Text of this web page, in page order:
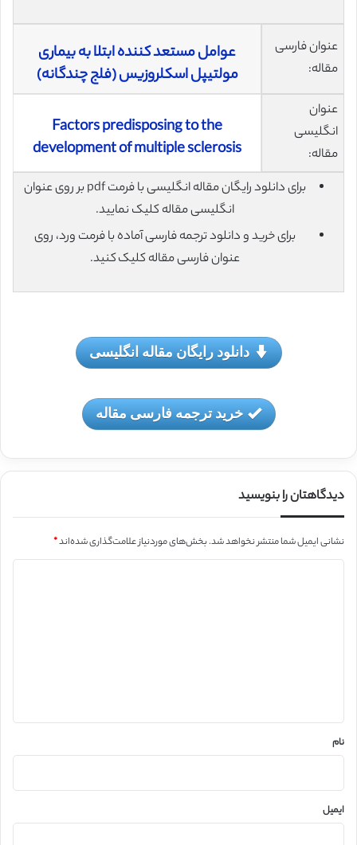
عنوان فارسی
مقاله:
عوامل مستعد کننده ابتلا به بیماری
مولتیپل اسکلروزیس (فلج چندگانه)
عنوان
انگلیسی
مقاله:
Factors predisposing to the
development of multiple sclerosis
برای دانلود رایگان مقاله انگلیسی با فرمت pdf بر روی عنوان
انگلیسی مقاله کلیک نمایید.
برای خرید و دانلود ترجمه فارسی آماده با فرمت ورد، روی
عنوان فارسی مقاله کلیک کنید.
دانلود رایگان مقاله انگلیسی
خرید ترجمه فارسی مقاله
دیدگاهتان را بنویسید
نشانی ایمیل شما منتشر نخواهد شد.بخش‌های موردنیاز علامت‌گذاری شده‌اند*
نام
ایمیل